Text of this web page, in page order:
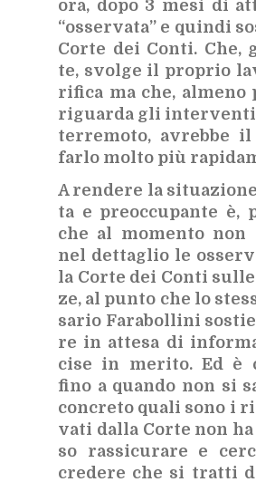
ora, dopo 3 mesi di
“os­ser­va­ta” e quin­di
Cor­te dei Con­ti. Che,
te, svol­ge il pro­prio
ri­fi­ca ma che, al­me­no
ri­guar­da gli
ter­re­mo­to, avreb­be
far­lo mol­to più
A ren­de­re la
ta e pre­oc­cu­pan­te è,
che al mo­men­to non
nel det­ta­glio le
la Cor­te dei Con­ti
ze, al pun­to che lo
sa­rio Fa­ra­bol­li­ni
re in at­te­sa di
ci­se in me­ri­to. Ed è
fino a quan­do non si
con­cre­to qua­li sono i
va­ti dal­la Cor­te non
so ras­si­cu­ra­re e
cre­de­re che si trat­ti